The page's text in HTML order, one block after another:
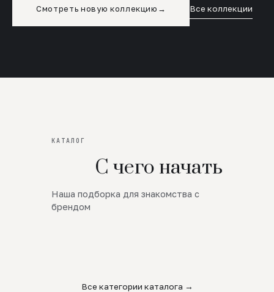
Смотреть новую коллекцию → Все коллекции
КАТАЛОГ
С чего начать
Наша подборка для знакомства с
брендом
Новинки
SALE
Все категории каталога →